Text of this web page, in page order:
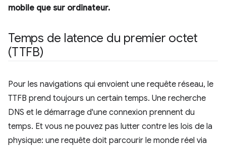
mobile que sur ordinateur.
Temps de latence du premier octet
(TTFB)
Pour les navigations qui envoient une requête réseau, le
TTFB prend toujours un certain temps. Une recherche
DNS et le démarrage d'une connexion prennent du
temps. Et vous ne pouvez pas lutter contre les lois de la
physique: une requête doit parcourir le monde réel via